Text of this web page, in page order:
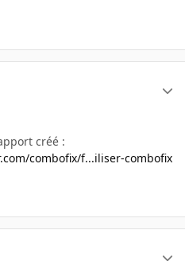
créé :
combofix/f...iliser-combofix